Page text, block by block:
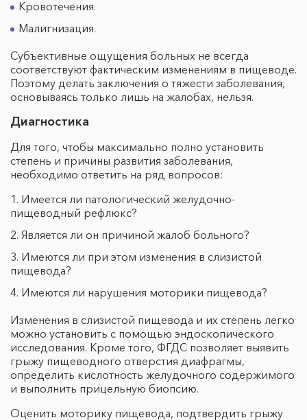
Кровотечения.
Малигнизация.
Субъективные ощущения больных не всегда
соответствуют фактическим изменениям в пищеводе.
Поэтому делать заключения о тяжести заболевания,
основываясь только лишь на жалобах, нельзя.
Диагностика
Для того, чтобы максимально полно установить
степень и причины развития заболевания,
необходимо ответить на ряд вопросов:
Имеется ли патологический желудочно-
пищеводный рефлюкс?
Является ли он причиной жалоб больного?
Имеются ли при этом изменения в слизистой
пищевода?
Имеются ли нарушения моторики пищевода?
Изменения в слизистой пищевода и их степень легко
можно установить с помощью эндоскопического
исследования. Кроме того, ФГДС позволяет выявить
грыжу пищеводного отверстия диафрагмы,
определить кислотность желудочного содержимого
и выполнить прицельную биопсию.
Оценить моторику пищевода, подтвердить грыжу